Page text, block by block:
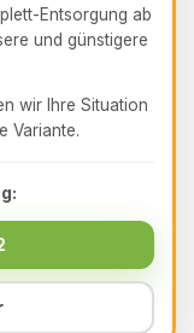
Entsorgung ab
und günstigere
wir Ihre Situation
Variante.